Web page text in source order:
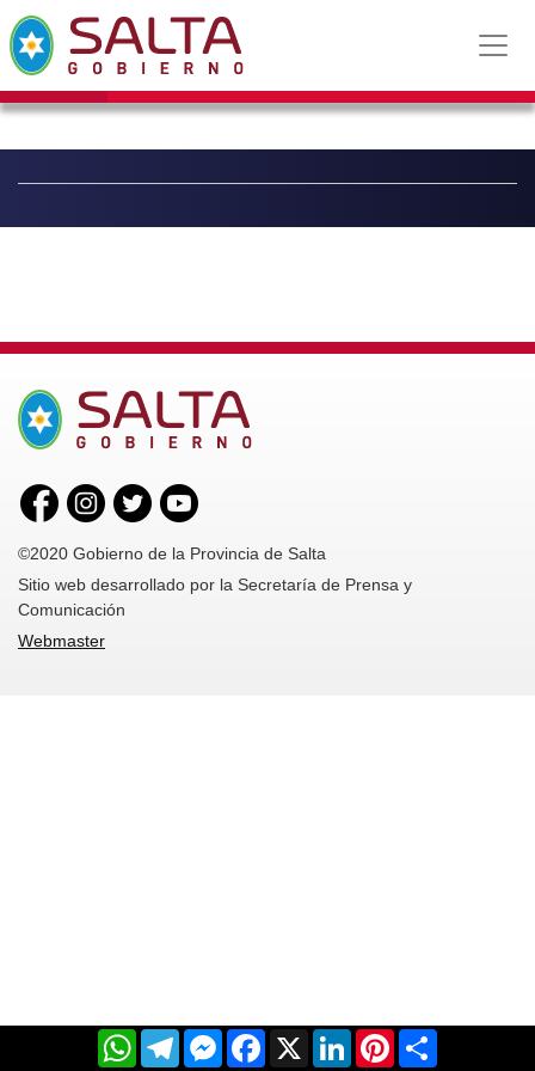
©2020 Gobierno de la Provincia de Salta
Sitio web desarrollado por la Secretaría de Prensa y
Comunicación
Webmaster
WhatsAppTelegramMessenger
Facebook
X LinkedInPinterest